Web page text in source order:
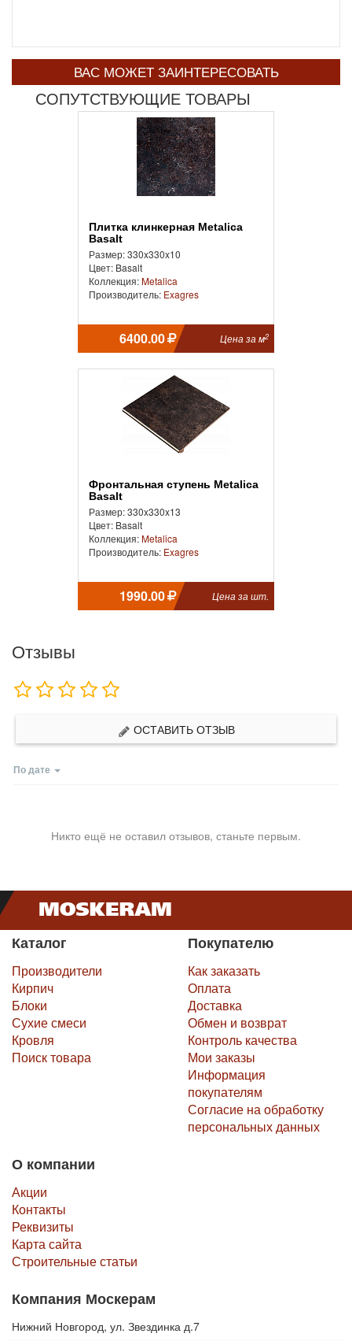
ВАС МОЖЕТ ЗАИНТЕРЕСОВАТЬ
СОПУТСТВУЮЩИЕ ТОВАРЫ
Плитка клинкерная Metalica
Basalt
Размер: 330x330x10
Цвет: Basalt
Коллекция:Metalica
Производитель: Exagres
6400.00 Цена за м2
Фронтальная ступень Metalica
Basalt
Размер: 330x330x13
Цвет: Basalt
Коллекция:Metalica
Производитель: Exagres
1990.00 Цена за шт.
Отзывы
ОСТАВИТЬ ОТЗЫВ
По дате
Никто ещё не оставил отзывов, станьте первым.
Каталог
Производители
Кирпич
Блоки
Сухие смеси
Кровля
Поиск товара
Покупателю
Как заказать
Оплата
Доставка
Обмен и возврат
Контроль качества
Мои заказы
Информация
покупателям
Согласие на обработку
персональных данных
О компании
Акции
Контакты
Реквизиты
Карта сайта
Строительные статьи
Компания Москерам
Нижний Новгород, ул. Звездинка д.7